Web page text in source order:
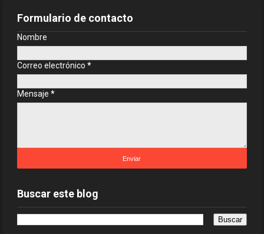
Formulario de contacto
Nombre
Correo electrónico *
Mensaje *
Buscar este blog